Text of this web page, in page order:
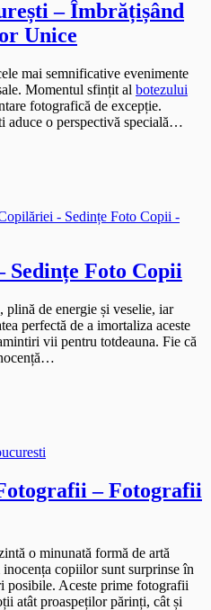
– Îmbrățișând
Unice
mai semnificative evenimente
Momentul sfințit al botezului
fotografică de excepție.
aduce o perspectivă specială…
Foto Copii
plină de energie și veselie, iar
perfectă de a imortaliza aceste
vii pentru totdeauna. Fie că
– Fotografii
o minunată formă de artă
copiilor sunt surprinse în
posibile. Aceste prime fotografii
atât proaspeților părinți, cât și